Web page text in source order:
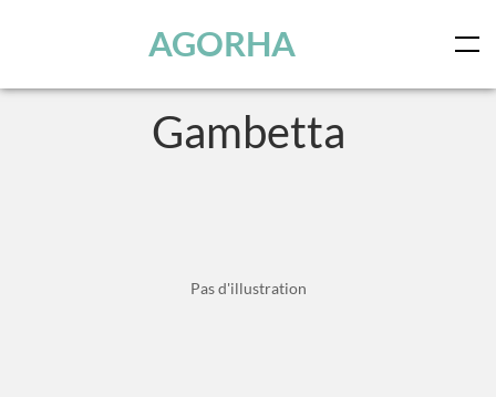
AGORHA
Gambetta
Pas d'illustration